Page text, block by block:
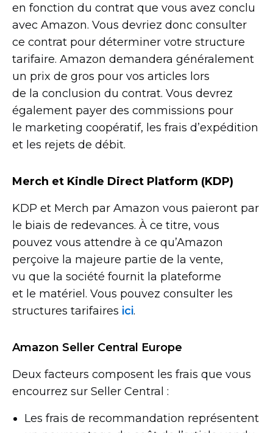
en fonction du contrat que vous avez conclu
avec Amazon. Vous devriez donc consulter
ce contrat pour déterminer votre structure
tarifaire. Amazon demandera généralement
un prix de gros pour vos articles lors
de la conclusion du contrat. Vous devrez
également payer des commissions pour
le marketing coopératif, les frais d’expédition
et les rejets de débit.
Merch et Kindle Direct Platform (KDP)
KDP et Merch par Amazon vous paieront par
le biais de redevances. À ce titre, vous
pouvez vous attendre à ce qu’Amazon
perçoive la majeure partie de la vente,
vu que la société fournit la plateforme
et le matériel. Vous pouvez consulter les
structures tarifaires ici.
Amazon Seller Central Europe
Deux facteurs composent les frais que vous
encourrez sur Seller Central :
Les frais de recommandation représentent